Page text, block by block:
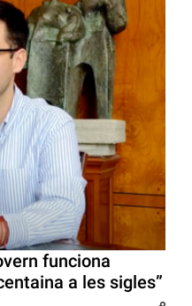
funciona
a les sigles”